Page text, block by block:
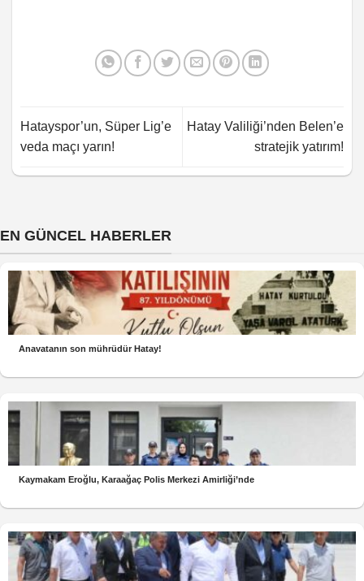
Hatayspor’un, Süper Lig’e
veda maçı yarın!
Hatay Valiliği’nden Belen’e
stratejik yatırım!
EN GÜNCEL HABERLER
Anavatanın son mührüdür Hatay!
Kaymakam Eroğlu, Karaağaç Polis Merkezi Amirliği’nde